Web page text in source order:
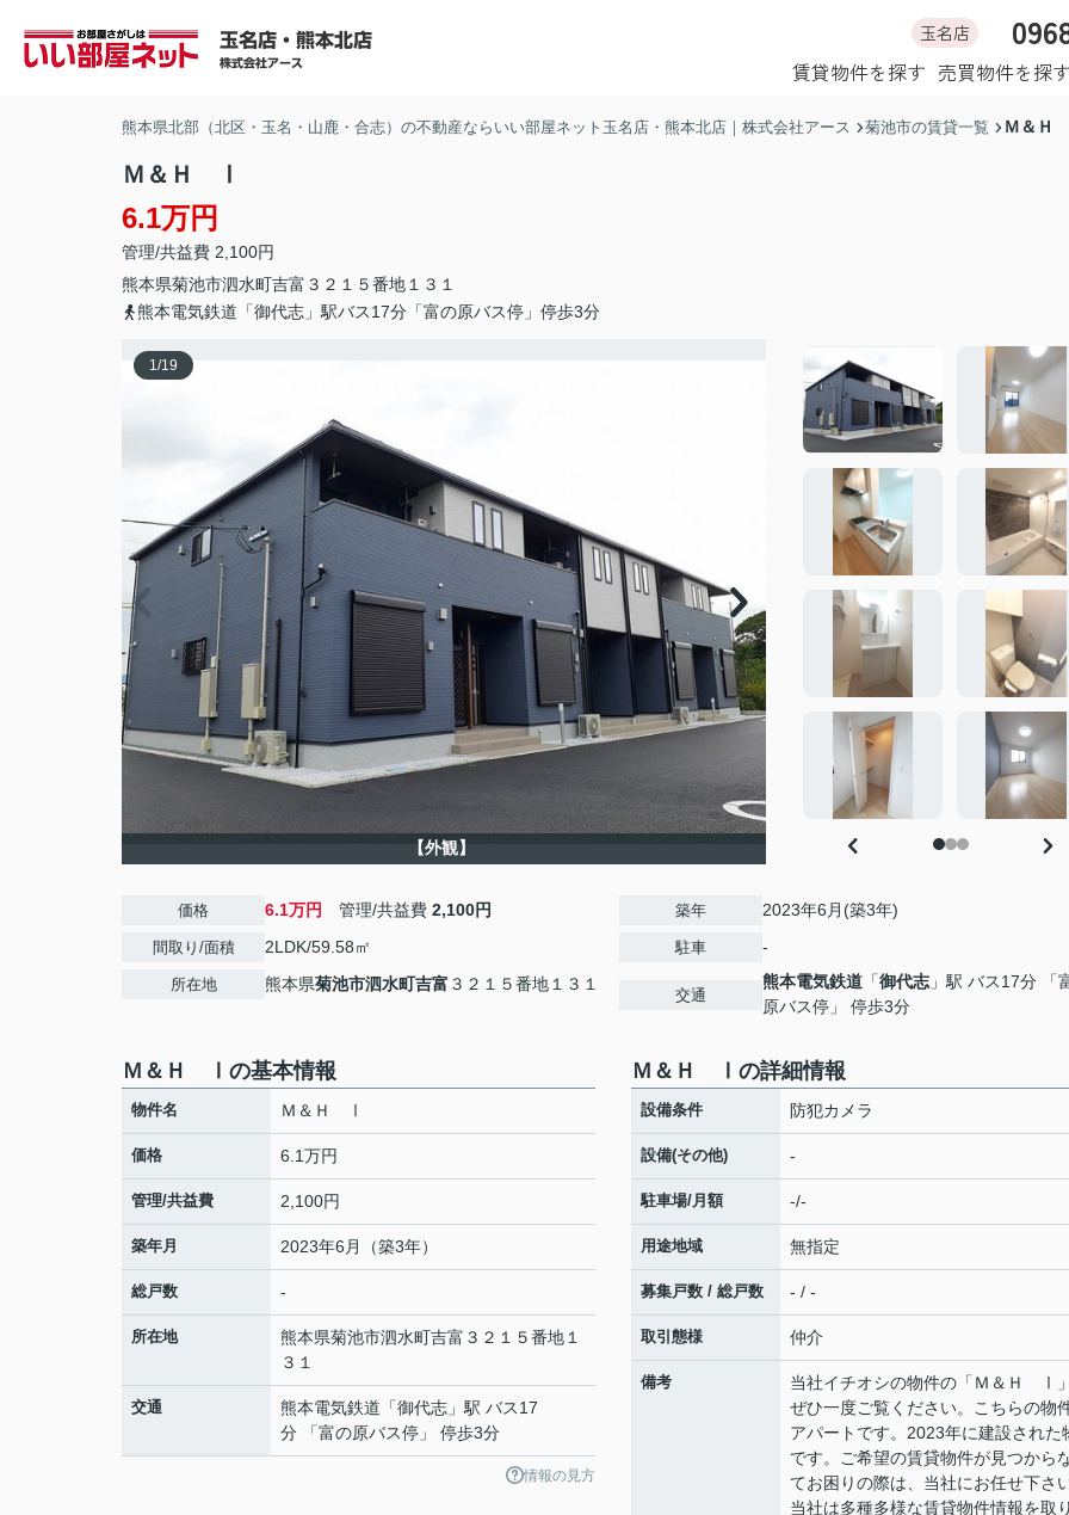
玉名店
賃貸物件を探す 売買物件を探す
熊本県北部（北区・玉名・山鹿・合志）の不動産ならいい部屋ネット玉名店・熊本北店｜株式会社アース 菊池市の賃貸一覧 Ｍ＆Ｈ
Ｍ＆Ｈ Ⅰ
6.1万円
管理/共益費 2,100円
熊本県菊池市泗水町吉富 ３２１５番地１３１
熊本電気鉄道「御代志」駅バス17分「富の原バス停」停歩3分
1/19
【外観】
価格 6.1万円 管理/共益費 2,100円
間取り/面積 2LDK/59.58㎡
所在地 熊本県菊池市泗水町吉富 ３２１５番地１３１
築年 2023年6月(築3年)
駐車 -
交通
熊本電気鉄道 「御代志 」駅 バス17分 「
原バス停」 停歩3分
Ｍ＆Ｈ Ⅰの基本情報
物件名 Ｍ＆Ｈ Ⅰ
価格 6.1万円
管理/共益費 2,100円
築年月 2023年6月（築3年）
総戸数 -
所在地 熊本県菊池市泗水町吉富 ３２１５番地１
３１
交通 熊本電気鉄道 「御代志 」駅 バス17
分 「富の原バス停」 停歩3分
情報の見方
Ｍ＆Ｈ Ⅰの詳細情報
設備条件 防犯カメラ
設備(その他) -
駐車場/月額 -/-
用途地域 無指定
募集戸数 / 総戸数 - / -
取引態様 仲介
備考
当社イチオシの物件の「Ｍ＆Ｈ Ⅰ」
ぜひ一度ご覧ください。こちらの物
アパートです。2023年に建設された
です。ご希望の賃貸物件が見つから
てお困りの際は、当社にお任せ下さい
当社は多種多様な賃貸物件情報を取